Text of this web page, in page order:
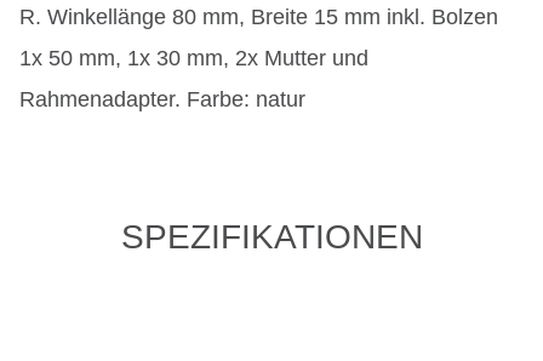
R. Winkellänge 80 mm, Breite 15 mm inkl. Bolzen
1x 50 mm, 1x 30 mm, 2x Mutter und
Rahmenadapter. Farbe: natur
SPEZIFIKATIONEN